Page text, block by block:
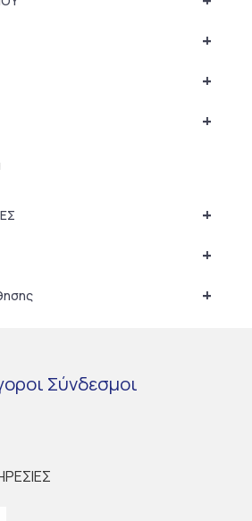
+
+
+
+
+
+
Σύνδεσμοι